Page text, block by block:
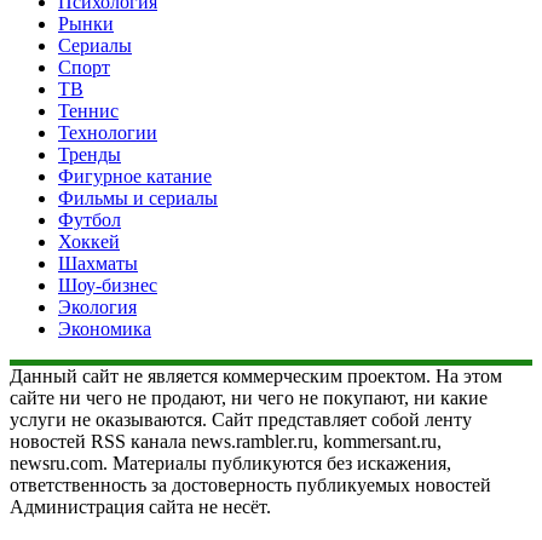
Рынки
Сериалы
Спорт
ТВ
Теннис
Технологии
Тренды
Фигурное катание
Фильмы и сериалы
Футбол
Хоккей
Шахматы
Шоу-бизнес
Экология
Экономика
Данный сайт не является коммерческим проектом. На этом
сайте ни чего не продают, ни чего не покупают, ни какие
услуги не оказываются. Сайт представляет собой ленту
новостей RSS канала news.rambler.ru, kommersant.ru,
newsru.com. Материалы публикуются без искажения,
ответственность за достоверность публикуемых новостей
Администрация сайта не несёт.